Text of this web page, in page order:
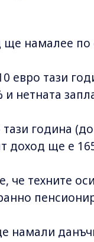
ще намалее по
евро тази
и нетната
година
доход ще е
техните
намали